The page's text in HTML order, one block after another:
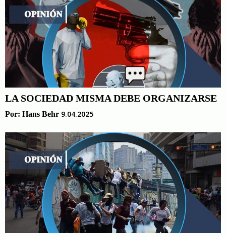
LA SOCIEDAD MISMA DEBE ORGANIZARSE
Por: Hans Behr 9.04.2025